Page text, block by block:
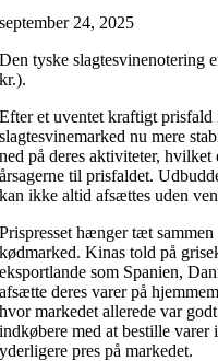
september 24, 2025
Den tyske slagtesvinenotering
kr.).
Efter et uventet kraftigt prisfald
slagtesvinemarked nu mere
ned på deres aktiviteter,
årsagerne til prisfaldet.
kan ikke altid afsættes uden
Prispresset hænger tæt
kødmarked. Kinas told på
eksportlande som Spanien,
afsætte deres varer på
hvor markedet allerede var
indkøbere med at bestille
yderligere pres på markedet.